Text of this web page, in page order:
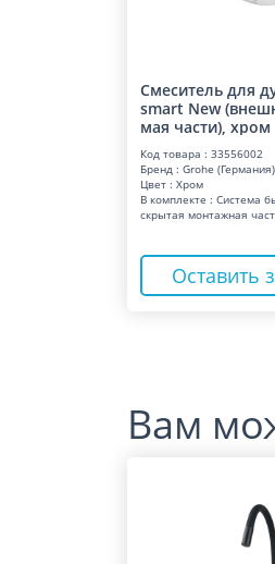
Смеситель для
smart New
мая части), хром
Код товара : 33556002
Бренд : Grohe (Германия)
Цвет : Хром
В комплекте : Система
скрытая монтажная
Оставить
Вам